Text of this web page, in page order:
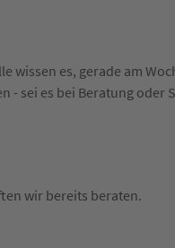
wissen es, gerade am
- sei es bei Beratung oder
wir bereits beraten.